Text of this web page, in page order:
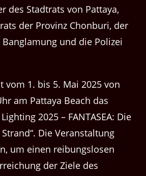
des Stadtrats von Pattaya,
der Provinz Chonburi, der
und die Polizei
vom 1. bis 5. Mai 2025 von
am Pattaya Beach das
2025 – FANTASEA: Die
Die Veranstaltung
um einen reibungslosen
der Ziele des